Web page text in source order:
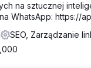
na sztucznej
WhatsApp:
SEO, Zarządzanie